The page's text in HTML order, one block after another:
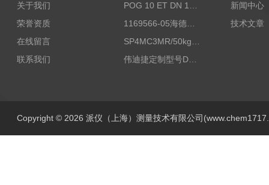
关于我们
荣誉资质
在线留言
联系我们
POG 10 ET DN 1024 I+FSLPOG 10 ET DN 1024 I+FSL控制传感器资料
1169566-05海德汉西门子编码器现货
SP4MC3MR/50kg称重传感器现货
伟迪捷定制型号DHM506-5000-002
新闻中心
技术文章
Copyright © 2026 派仪（上海）测量技术有限公司